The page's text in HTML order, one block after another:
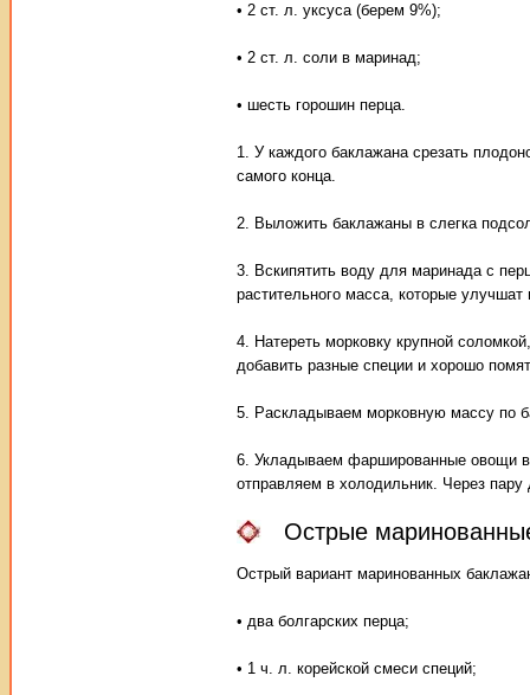
• 2 ст. л. уксуса (берем 9%);
• 2 ст. л. соли в маринад;
• шесть горошин перца.
1. У каждого баклажана срезать
самого конца.
2. Выложить баклажаны в слегка
3. Вскипятить воду для маринада с
растительного масса, которые
4. Натереть морковку крупной
добавить разные специи и хорошо
5. Раскладываем морковную массу по
6. Укладываем фаршированные овощи
отправляем в холодильник. Через
Острые
Острый вариант маринованных
• два болгарских перца;
• 1 ч. л. корейской смеси специй;